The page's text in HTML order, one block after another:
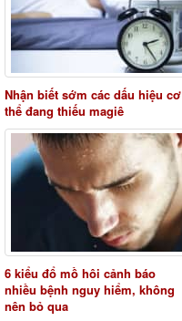
Nhận biết sớm các dấu hiệu cơ
thể đang thiếu magiê
6 kiểu đổ mồ hôi cảnh báo
nhiều bệnh nguy hiểm, không
nên bỏ qua